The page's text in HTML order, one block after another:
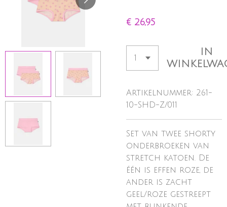
€ 26,95
IN
Artikelnummer: 261-
10-SHD-Z/011
Set van twee shorty
onderbroeken van
stretch katoen. De
één is effen roze, de
ander is zacht
geel/roze gestreept